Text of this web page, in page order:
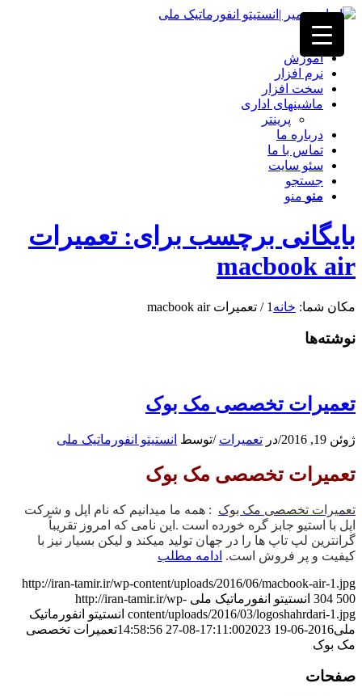
خانه
آموزش
نرم افزار
سخت افزار
ماشینهای اداری
پرینتر
درباره ما
تماس با ما
سئو سایت
جستجو
منو منو
بایگانی برچسب برای: تعمیرات
macbook air
مکان شما: خانه 1
/ تعمیرات macbook air
نوشته‌ها
تعمیرات تخصصی مک بوک
ژوئن 19, 2016 /در تعمیرات /توسط انستیتو انفورماتیک ملی
تعمیرات تخصصی مک بوک
تعمیرات تخصصی مک بوک : همه ما میدانیم که نام اپل و شرکت
اپل با استیو جابز گره خورده است .این نامی که امروز تقریباً
گرانترین لپ تاپ ها را در جهان تولید میکند و لیکن بسیار نیز با
کیفیت و پر فروش است. ادامه مطلب
http://iran-tamir.ir/wp-content/uploads/2016/06/macbook-air-1.jpg
304 500 انستیتو انفورماتیک ملی http://iran-tamir.ir/wp-
content/uploads/2016/03/logoshahrdari-1.jpg انستیتو انفورماتیک
ملی2016-06-19 17:11:00
2023-08-27 14:58:56
تعمیرات تخصصی
مک بوک
صفحات